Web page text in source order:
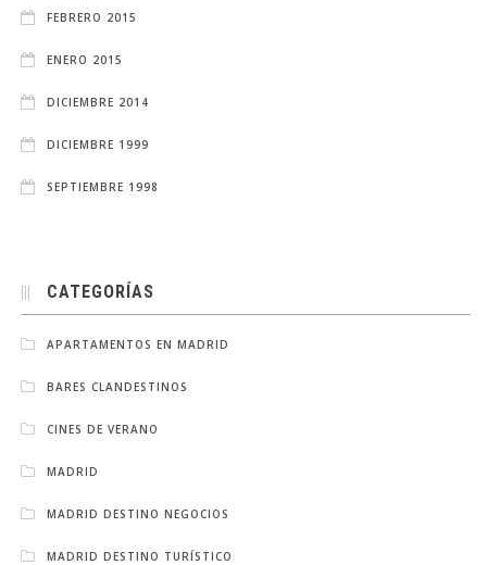
FEBRERO 2015
ENERO 2015
DICIEMBRE 2014
DICIEMBRE 1999
SEPTIEMBRE 1998
CATEGORÍAS
APARTAMENTOS EN MADRID
BARES CLANDESTINOS
CINES DE VERANO
MADRID
MADRID DESTINO NEGOCIOS
MADRID DESTINO TURÍSTICO